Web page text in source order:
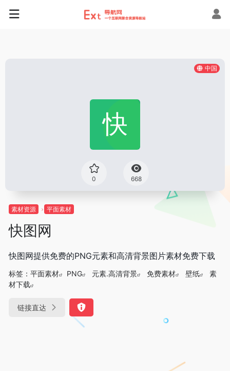
中国
0 668
素材资源 平面素材
快图网
快图网提供免费的PNG元素和高清背景图片素材免费下载
标签： 平面素材 PNG 元素.高清背景 免费素材 壁纸
素
材下载
链接直达